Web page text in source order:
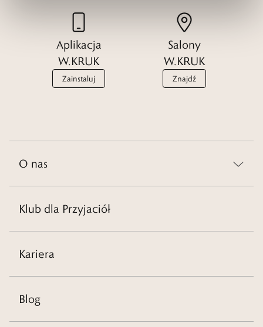
Aplikacja
W.KRUK
Zainstaluj
Salony
W.KRUK
Znajdź
O nas
Klub dla Przyjaciół
Kariera
Blog